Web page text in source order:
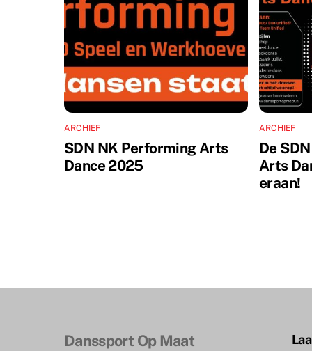
ARCHIEF
SDN NK Performing Arts
Dance 2025
ARCHIEF
De
Arts
eraan!
Danssport Op Maat